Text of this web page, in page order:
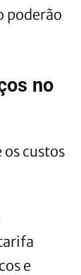
poderão
no
custos
e